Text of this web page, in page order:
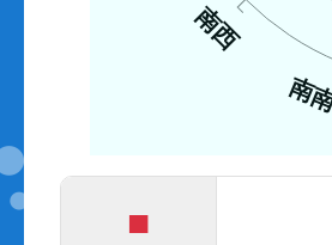
南
南西
■